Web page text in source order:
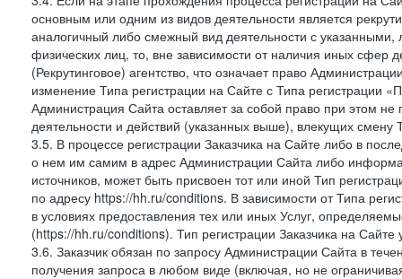
основным или одним из видов деятельности является
аналогичный либо смежный вид деятельности с
физических лиц, то, вне зависимости от наличия иных сфер
(Рекрутинговое) агентство, что означает право
изменение Типа регистрации на Сайте с Типа регистрации
Администрация Сайта оставляет за собой право при этом не
деятельности и действий (указанных выше), влекущих смену
3.5. В процессе регистрации Заказчика на Сайте либо в
о нем им самим в адрес Администрации Сайта либо
источников, может быть присвоен тот или иной Тип
по адресу https://hh.ru/conditions. В зависимости от Типа
в условиях предоставления тех или иных Услуг,
(https://hh.ru/conditions). Тип регистрации Заказчика на
3.6. Заказчик обязан по запросу Администрации Сайта в
получения запроса в любом виде (включая, но не